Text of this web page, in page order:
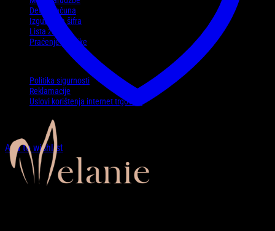
Add to wishlist
Detalji računa
Izgubljena šifra
Lista želja
Praćenje pošiljke
Politika sigurnosti
Reklamacije
Uslovi korištenja internet trgovine